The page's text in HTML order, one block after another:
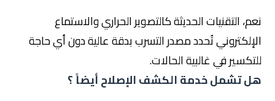
نعم، التقنيات الحديثة كالتصوير الحراري والاستماع
الإلكتروني تُحدد مصدر التسرب بدقة عالية دون أي حاجة
للتكسير في غالبية الحالات.
هل تشمل خدمة الكشف الإصلاح أيضاً ؟